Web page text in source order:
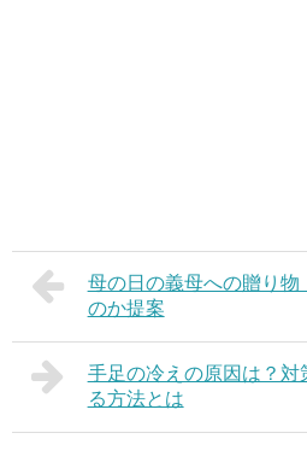
母の日の義母への贈り
のか提案
手足の冷えの原因は？対
る方法とは